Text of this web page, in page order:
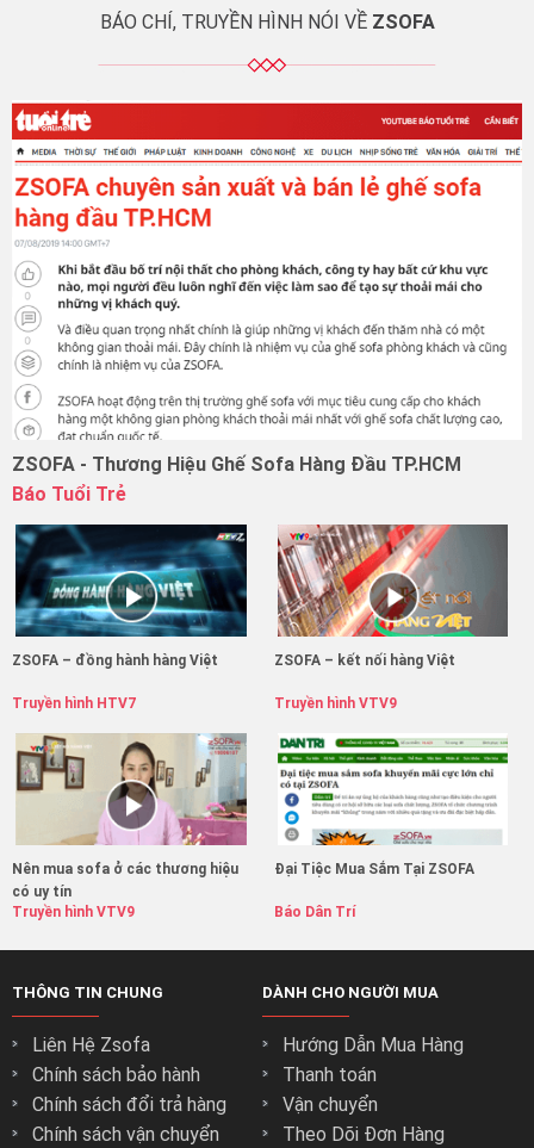
BÁO CHÍ, TRUYỀN HÌNH NÓI VỀ ZSOFA
ZSOFA - Thương Hiệu Ghế Sofa Hàng Đầu TP.HCM
Báo Tuổi Trẻ
ZSOFA – đồng hành hàng Việt
Truyền hình HTV7
ZSOFA – kết nối hàng Việt
Truyền hình VTV9
Nên mua sofa ở các thương hiệu
có uy tín
Truyền hình VTV9
Đại Tiệc Mua Sắm Tại ZSOFA
Báo Dân Trí
THÔNG TIN CHUNG
Liên Hệ Zsofa
Chính sách bảo hành
Chính sách đổi trả hàng
Chính sách vận chuyển
DÀNH CHO NGƯỜI MUA
Hướng Dẫn Mua Hàng
Thanh toán
Vận chuyển
Theo Dõi Đơn Hàng